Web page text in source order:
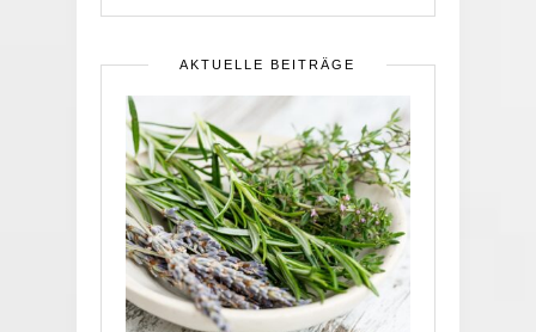
AKTUELLE BEITRÄGE